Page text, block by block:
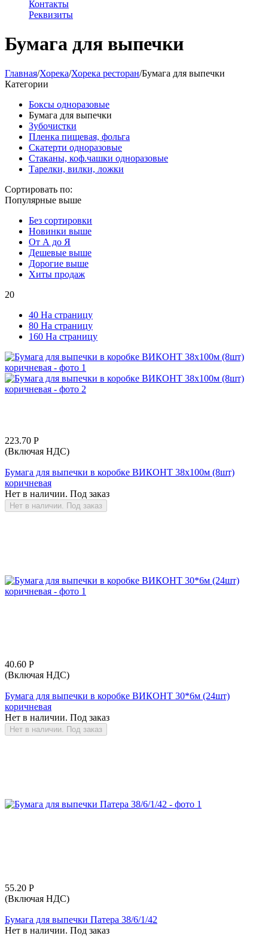
Контакты
Реквизиты
Бумага для выпечки
Главная/Хорека/Хорека ресторан/Бумага для выпечки
Категории
Боксы одноразовые
Бумага для выпечки
Зубочистки
Пленка пищевая, фольга
Скатерти одноразовые
Стаканы, коф.чашки одноразовые
Тарелки, вилки, ложки
Сортировать по:
Популярные выше
Без сортировки
Новинки выше
От А до Я
Дешевые выше
Дорогие выше
Хиты продаж
20
40 На страницу
80 На страницу
160 На страницу
223.70 Р
(Включая НДС)
Бумага для выпечки в коробке ВИКОНТ 38х100м (8шт)
коричневая
Нет в наличии. Под заказ
Нет в наличии. Под заказ
40.60 Р
(Включая НДС)
Бумага для выпечки в коробке ВИКОНТ 30*6м (24шт)
коричневая
Нет в наличии. Под заказ
Нет в наличии. Под заказ
55.20 Р
(Включая НДС)
Бумага для выпечки Патера 38/6/1/42
Нет в наличии. Под заказ